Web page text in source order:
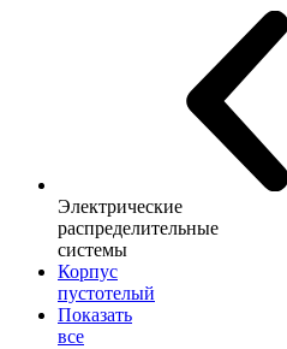
Электрические
распределительные
системы
Корпус
пустотелый
Показать
все